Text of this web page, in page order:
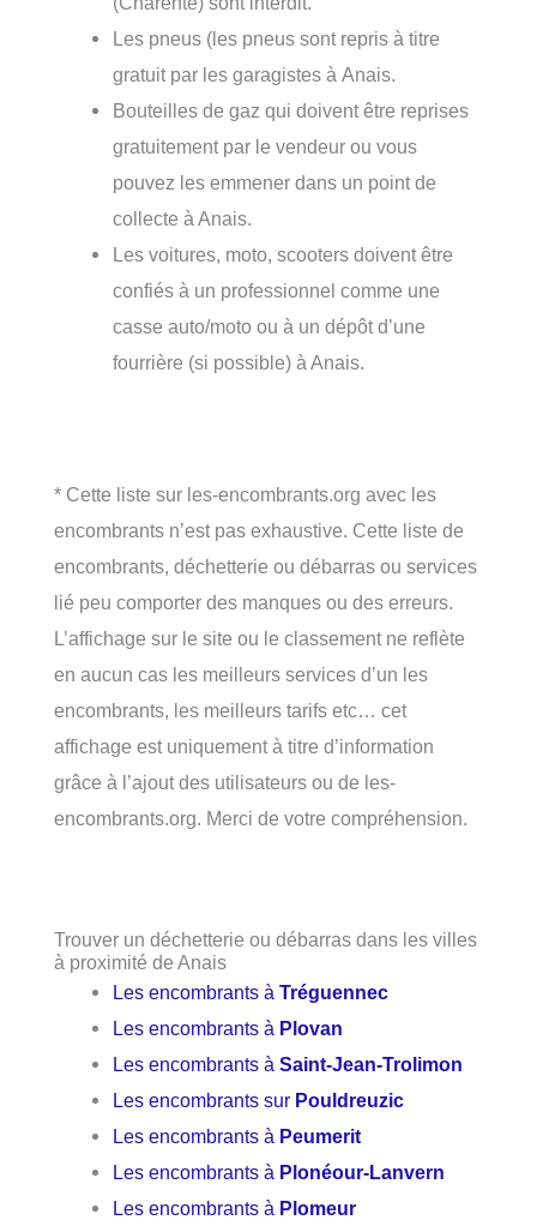
Les pneus (les pneus sont repris à titre
gratuit par les garagistes à Anais.
Bouteilles de gaz qui doivent être reprises
gratuitement par le vendeur ou vous
pouvez les emmener dans un point de
collecte à Anais.
Les voitures, moto, scooters doivent être
confiés à un professionnel comme une
casse auto/moto ou à un dépôt d’une
fourrière (si possible) à Anais.
* Cette liste sur les-encombrants.org avec les
encombrants n’est pas exhaustive. Cette liste de
encombrants, déchetterie ou débarras ou services
lié peu comporter des manques ou des erreurs.
L’affichage sur le site ou le classement ne reflète
en aucun cas les meilleurs services d’un les
encombrants, les meilleurs tarifs etc… cet
affichage est uniquement à titre d’information
grâce à l’ajout des utilisateurs ou de les-
encombrants.org. Merci de votre compréhension.
Trouver un déchetterie ou débarras dans les villes
à proximité de Anais
Les encombrants àTréguennec
Les encombrants à Plovan
Les encombrants àSaint-Jean-Trolimon
Les encombrants sur Pouldreuzic
Les encombrants à Peumerit
Les encombrants à Plonéour-Lanvern
Les encombrants à Plomeur